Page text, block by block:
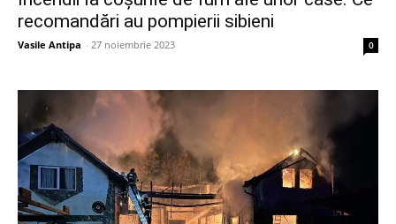
recomandări au pompierii sibieni
Vasile Antipa - 27 noiembrie 2023 0